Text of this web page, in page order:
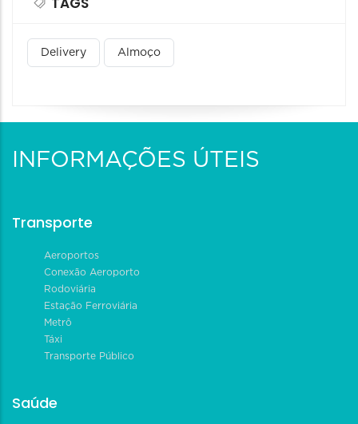
Delivery Almoço
INFORMAÇÕES ÚTEIS
Transporte
Aeroportos
Conexão Aeroporto
Rodoviária
Estação Ferroviária
Metrô
Táxi
Transporte Público
Saúde